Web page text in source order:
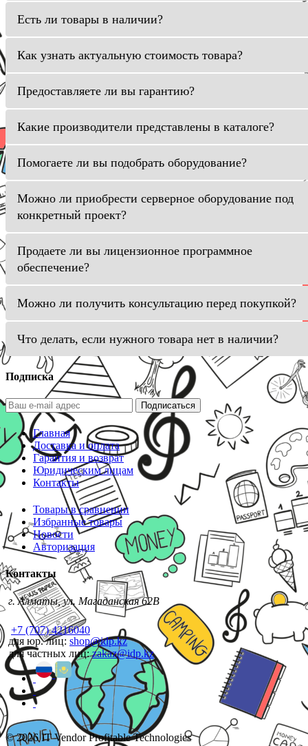
Есть ли товары в наличии?
Как узнать актуальную стоимость товара?
Предоставляете ли вы гарантию?
Какие производители представлены в каталоге?
Помогаете ли вы подобрать оборудование?
Можно ли приобрести серверное оборудование под
конкретный проект?
Продаете ли вы лицензионное программное
обеспечение?
Можно ли получить консультацию перед покупкой?
Что делать, если нужного товара нет в наличии?
Подписка
Подписаться
Главная
Доставка и оплата
Гарантия и возврат
Юридическим лицам
Контакты
Товары в сравнении
Избранные товары
Новости
Авторизация
Контакты
г. Алматы, ул. Магаданская 62В
+7 (707) 4216040
для юр. лиц: shop@idp.kz
для частных лиц:zakaz@idp.kz
© 2026 IT Vendor Profitable Technologies